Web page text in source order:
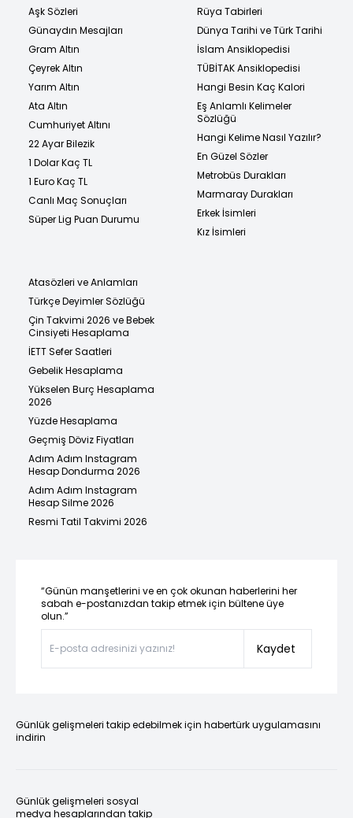
Aşk Sözleri
Günaydın Mesajları
Gram Altın
Çeyrek Altın
Yarım Altın
Ata Altın
Cumhuriyet Altını
22 Ayar Bilezik
1 Dolar Kaç TL
1 Euro Kaç TL
Canlı Maç Sonuçları
Süper Lig Puan Durumu
Rüya Tabirleri
Dünya Tarihi ve Türk Tarihi
İslam Ansiklopedisi
TÜBİTAK Ansiklopedisi
Hangi Besin Kaç Kalori
Eş Anlamlı Kelimeler
Sözlüğü
Hangi Kelime Nasıl Yazılır?
En Güzel Sözler
Metrobüs Durakları
Marmaray Durakları
Erkek İsimleri
Kız İsimleri
Atasözleri ve Anlamları
Türkçe Deyimler Sözlüğü
Çin Takvimi 2026 ve Bebek
Cinsiyeti Hesaplama
İETT Sefer Saatleri
Gebelik Hesaplama
Yükselen Burç Hesaplama
2026
Yüzde Hesaplama
Geçmiş Döviz Fiyatları
Adım Adım Instagram
Hesap Dondurma 2026
Adım Adım Instagram
Hesap Silme 2026
Resmi Tatil Takvimi 2026
“Günün manşetlerini ve en çok okunan haberlerini her
sabah e-postanızdan takip etmek için bültene üye
olun.”
Kaydet
Günlük gelişmeleri takip edebilmek için habertürk uygulamasını
indirin
Günlük gelişmeleri sosyal
medya hesaplarından takip